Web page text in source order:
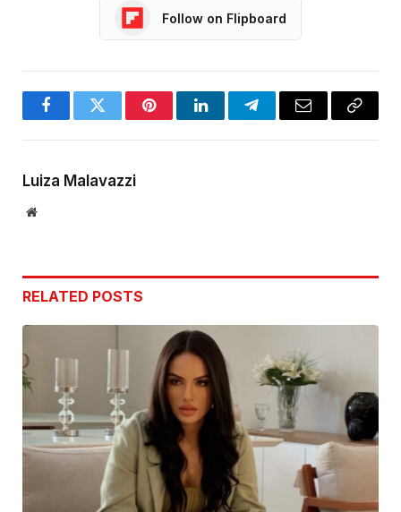
Follow on Flipboard
FacebookTwitter PinterestLinkedInTelegramEmail
Copy
Luiza Malavazzi
Website
RELATED POSTS